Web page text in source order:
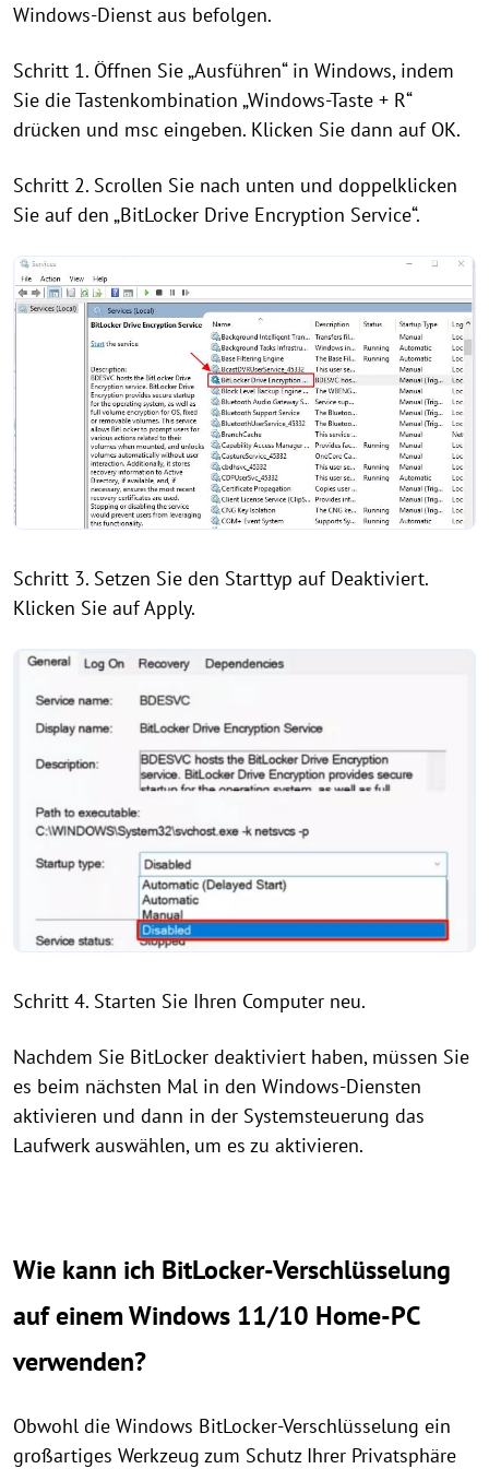
Windows-Dienst aus befolgen.
Schritt 1. Öffnen Sie „Ausführen“ in Windows, indem
Sie die Tastenkombination „Windows-Taste + R“
drücken und msc eingeben. Klicken Sie dann auf OK.
Schritt 2. Scrollen Sie nach unten und doppelklicken
Sie auf den „BitLocker Drive Encryption Service“.
Schritt 3. Setzen Sie den Starttyp auf Deaktiviert.
Klicken Sie auf Apply.
Schritt 4. Starten Sie Ihren Computer neu.
Nachdem Sie BitLocker deaktiviert haben, müssen Sie
es beim nächsten Mal in den Windows-Diensten
aktivieren und dann in der Systemsteuerung das
Laufwerk auswählen, um es zu aktivieren.
Wie kann ich BitLocker-Verschlüsselung
auf einem Windows 11/10 Home-PC
verwenden?
Obwohl die Windows BitLocker-Verschlüsselung ein
großartiges Werkzeug zum Schutz Ihrer Privatsphäre